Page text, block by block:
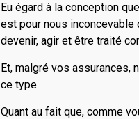
Eu égard à la conception
est pour nous inconcevable
devenir, agir et être traité
Et, malgré vos assurances,
ce type.
Quant au fait que, comme